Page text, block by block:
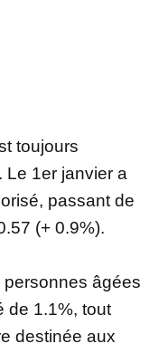
toujours
Le 1er janvier a
passant de
(+ 0.9%).
personnes âgées
de 1.1%, tout
destinée aux